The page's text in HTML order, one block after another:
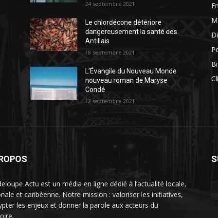
24 septembre 2021
Le chlordécone détériore
dangereusement la santé des
Antillais
18 septembre 2021
L’Évangile du Nouveau Monde
nouveau roman de Maryse
Condé
12 septembre 2021
Actu est un média en ligne dédié à l’actualité locale,
et caribéenne. Notre mission : valoriser les initiatives,
les enjeux et donner la parole aux acteurs du